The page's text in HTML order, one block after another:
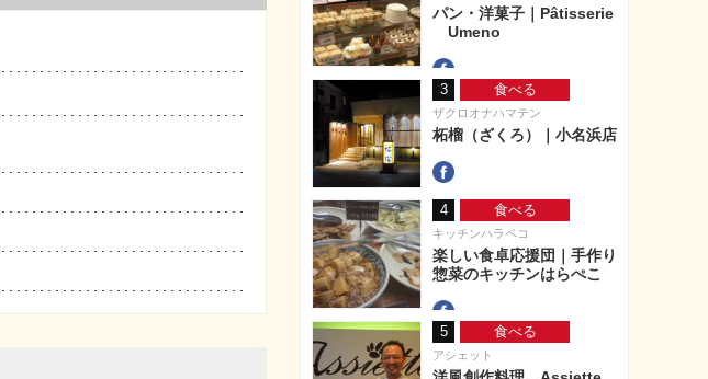
パン・洋菓子｜Pâtisserie
Umeno
3 食べる
ザクロオナハマテン
柘榴（ざくろ）｜小名浜店
4 食べる
キッチンハラペコ
楽しい食卓応援団｜手作り
惣菜のキッチンはらぺこ
5 食べる
アシェット